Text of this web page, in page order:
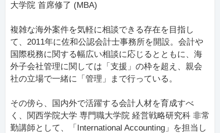
大学院 首席修了 (MBA)
複雑な海外案件を気軽に相談できる存在を目指し
て、2011年に佐和公認会計士事務所を開設。会計や
国際税務に関する幅広い相談に応じるとともに、海
外子会社管理に関しては「支援」の枠を超え、親会
社の立場で一緒に「管理」まで行っている。
その傍ら、国内外で活躍する会計人材を育成すべ
く、関西学院大学 専門職大学院 経営戦略研究科 非常
勤講師として、「International Accounting」を担当し